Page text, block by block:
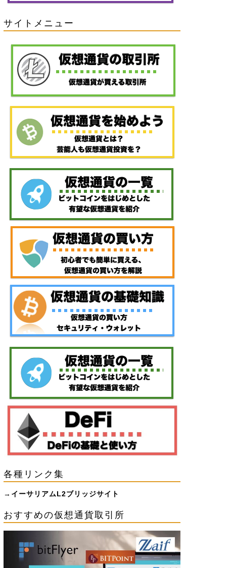
サイトメニュー
各種リンク集
→ イーサリアムL2ブリッジサイト
おすすめの仮想通貨取引所